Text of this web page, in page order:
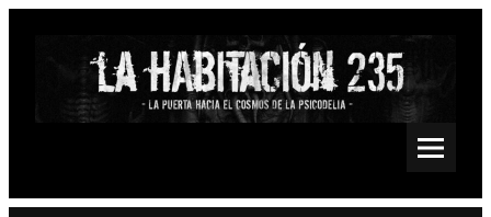
Saltar
Psychedelic, Stoner, Doom, Sludge, Fuzz, Space, Drone